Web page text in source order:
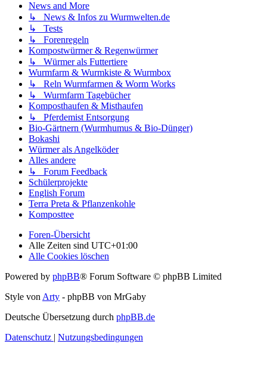
News and More
↳ News & Infos zu Wurmwelten.de
↳ Tests
↳ Forenregeln
Kompostwürmer & Regenwürmer
↳ Würmer als Futtertiere
Wurmfarm & Wurmkiste & Wurmbox
↳ Reln Wurmfarmen & Worm Works
↳ Wurmfarm Tagebücher
Komposthaufen & Misthaufen
↳ Pferdemist Entsorgung
Bio-Gärtnern (Wurmhumus & Bio-Dünger)
Bokashi
Würmer als Angelköder
Alles andere
↳ Forum Feedback
Schülerprojekte
English Forum
Terra Preta & Pflanzenkohle
Komposttee
Foren-Übersicht
Alle Zeiten sind UTC+01:00
Alle Cookies löschen
Powered by phpBB® Forum Software © phpBB Limited
Style von Arty - phpBB von MrGaby
Deutsche Übersetzung durch phpBB.de
Datenschutz | Nutzungsbedingungen